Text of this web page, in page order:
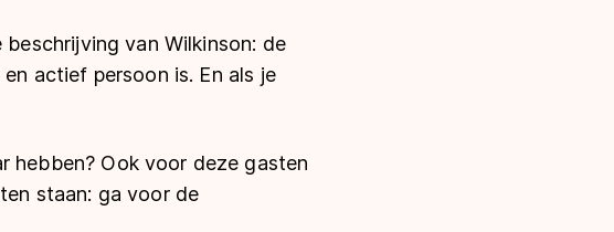
van Wilkinson: de
actief persoon is. En als je
hebben? Ook voor deze gasten
staan: ga voor de